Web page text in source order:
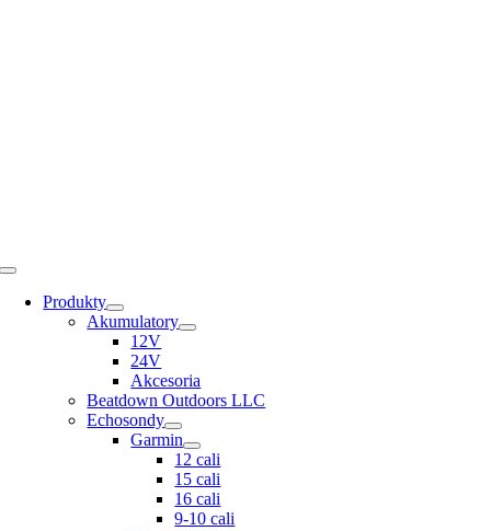
Toggle
NavigationProdukty
Akumulatory
12V
24V
Akcesoria
Beatdown Outdoors LLC
Echosondy
Garmin
12 cali
15 cali
16 cali
9-10 cali